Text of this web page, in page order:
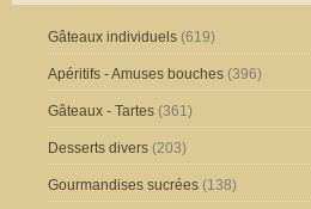
Gâteaux individuels (619)
Apéritifs - Amuses bouches (396)
Gâteaux - Tartes (361)
Desserts divers (203)
Gourmandises sucrées (138)